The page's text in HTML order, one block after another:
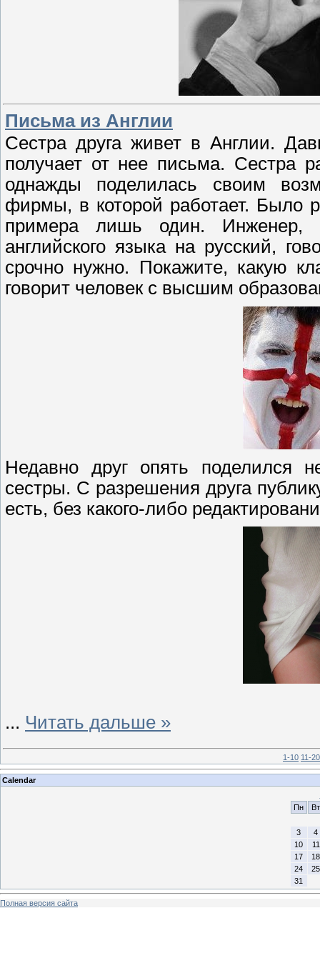
Письма из Англии
Сестра друга живет в Англии.
получает от нее письма. Сестра
однажды поделилась своим
фирмы, в которой работает. Было
примера лишь один. Инженер,
английского языка на русский,
срочно нужно. Покажите, какую
говорит человек с высшим
Недавно друг опять поделился
сестры. С разрешения друга
есть, без какого-либо
... Читать дальше »
1-10 11-20
Calendar
Пн
Вт
3
4
10
11
17
18
24
25
31
Полная версия сайта